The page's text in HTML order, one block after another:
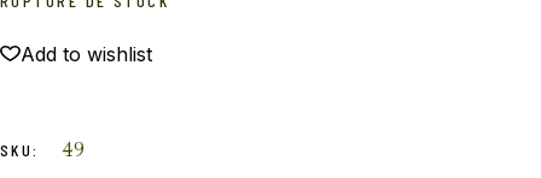
Add to wishlist
SKU: 49